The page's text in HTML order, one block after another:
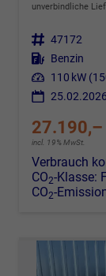
unverbindliche
Fahrzeugnr. 47172
Kraftstoff Benzin
Leistung 110 kW
25.02.2026
27.190,–
incl. 19% MwSt.
Verbrauch
CO2-Klasse:
CO2-